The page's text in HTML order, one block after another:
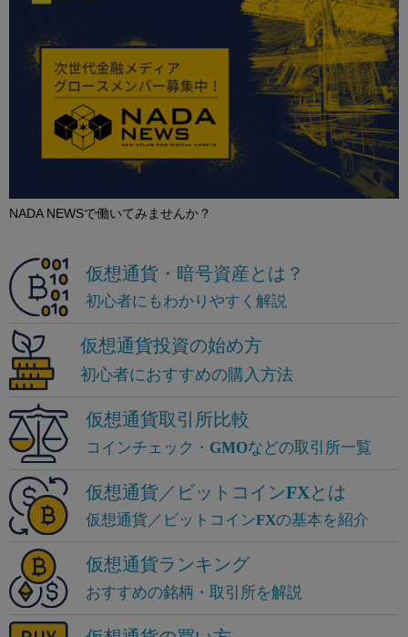
NADA NEWSで働いてみませんか？